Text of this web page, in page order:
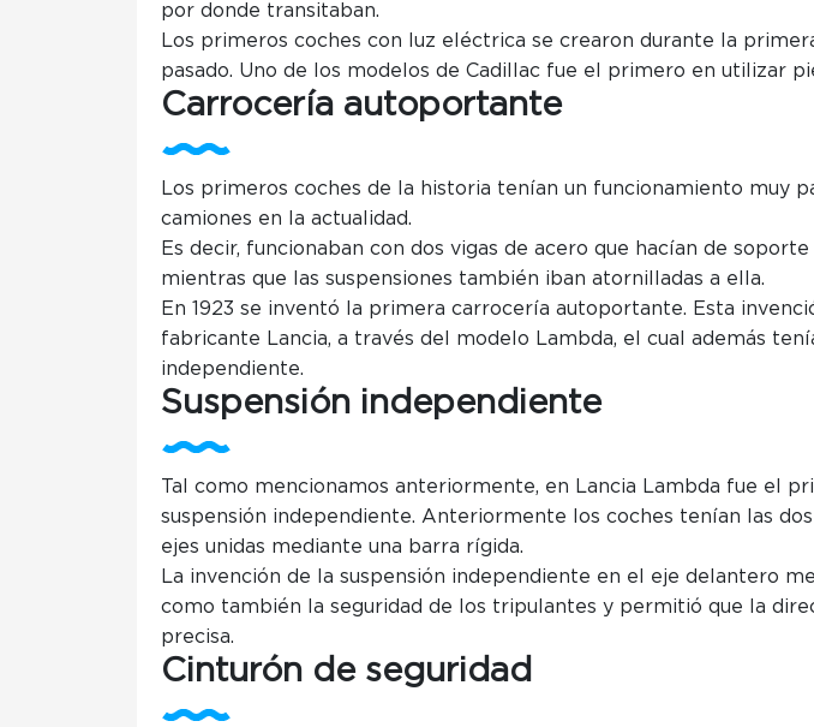
por donde transitaban.
Los primeros coches con luz eléctrica se crearon durante la
pasado. Uno de los modelos de Cadillac fue el primero en utilizar
Carrocería autoportante
Los primeros coches de la historia tenían un funcionamiento muy
camiones en la actualidad.
Es decir, funcionaban con dos vigas de acero que hacían de
mientras que las suspensiones también iban atornilladas a ella.
En 1923 se inventó la primera carrocería autoportante. Esta
fabricante Lancia, a través del modelo Lambda, el cual además
independiente.
Suspensión independiente
Tal como mencionamos anteriormente, en Lancia Lambda fue el
suspensión independiente. Anteriormente los coches tenían las
ejes unidas mediante una barra rígida.
La invención de la suspensión independiente en el eje delantero
como también la seguridad de los tripulantes y permitió que la
precisa.
Cinturón de seguridad